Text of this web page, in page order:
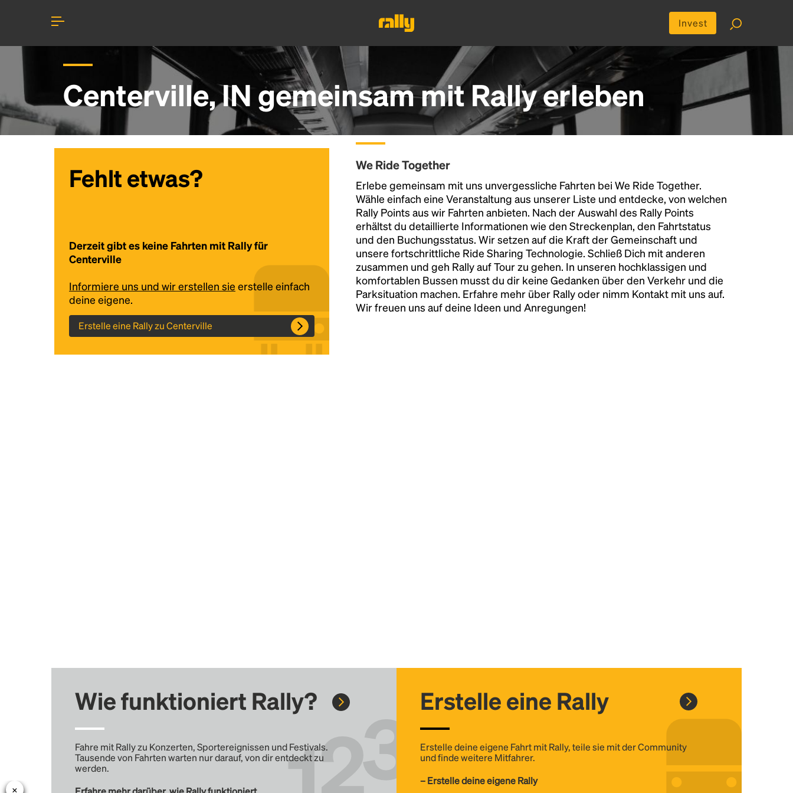
Invest
Centerville, IN gemeinsam mit Rally erleben
Fehlt etwas?
Derzeit gibt es keine Fahrten mit Rally für
Centerville
Informiere uns und wir erstellen sie erstelle einfach
deine eigene.
Erstelle eine Rally zu Centerville
We Ride Together
Erlebe gemeinsam mit uns unvergessliche Fahrten bei We Ride Together.
Wähle einfach eine Veranstaltung aus unserer Liste und entdecke, von welchen
Rally Points aus wir Fahrten anbieten. Nach der Auswahl des Rally Points
erhältst du detaillierte Informationen wie den Streckenplan, den Fahrtstatus
und den Buchungsstatus. Wir setzen auf die Kraft der Gemeinschaft und
unsere fortschrittliche Ride Sharing Technologie. Schließ Dich mit anderen
zusammen und geh Rally auf Tour zu gehen. In unseren hochklassigen und
komfortablen Bussen musst du dir keine Gedanken über den Verkehr und die
Parksituation machen. Erfahre mehr über Rally oder nimm Kontakt mit uns auf.
Wir freuen uns auf deine Ideen und Anregungen!
Wie funktioniert Rally?
Fahre mit Rally zu Konzerten, Sportereignissen und Festivals.
Tausende von Fahrten warten nur darauf, von dir entdeckt zu
werden.
Erstelle eine Rally
Erstelle deine eigene Fahrt mit Rally, teile sie mit der Community
und finde weitere Mitfahrer.
– Erstelle deine eigene Rally
Headline
Lorem Ipsum is simply dummy text of the
printing and typesetting industry.